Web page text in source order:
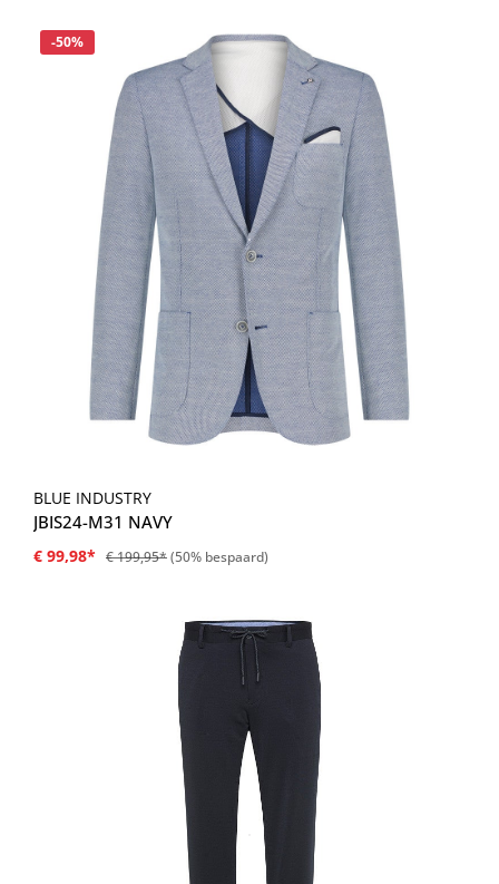
Korting
-50%
BLUE INDUSTRY
JBIS24-M31 NAVY
€ 99,98* € 199,95*(50% bespaard)